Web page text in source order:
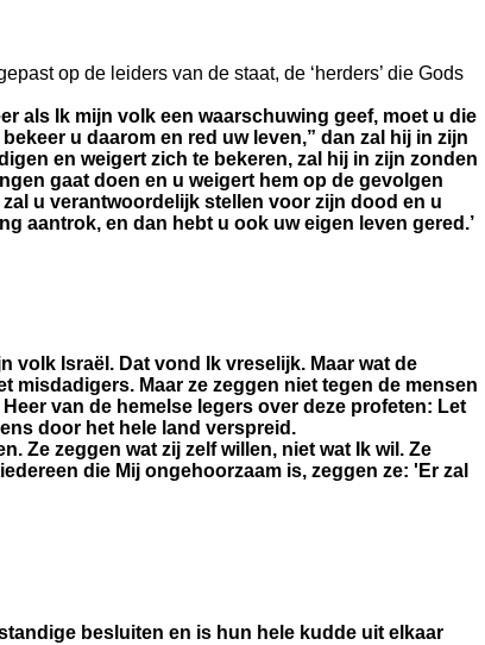
op de leiders van de staat, de ‘herders’ die Gods
als Ik mijn volk een waarschuwing geef, moet u die
u daarom en red uw leven,” dan zal hij in zijn
en weigert zich te bekeren, zal hij in zijn zonden
gaat doen en u weigert hem op de gevolgen
u verantwoordelijk stellen voor zijn dood en u
aantrok, en dan hebt u ook uw eigen leven gered.’
volk Israël. Dat vond Ik vreselijk. Maar wat de
misdadigers. Maar ze zeggen niet tegen de mensen
Heer van de hemelse legers over deze profeten: Let
door het hele land verspreid.
Ze zeggen wat zij zelf willen, niet wat Ik wil. Ze
die Mij ongehoorzaam is, zeggen ze: 'Er zal
besluiten en is hun hele kudde uit elkaar